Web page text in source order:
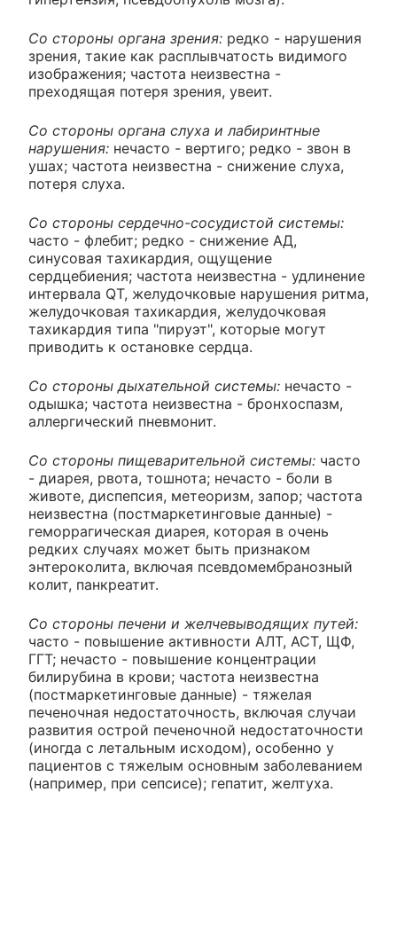
Со стороны органа зрения: редко - нарушения
зрения, такие как расплывчатость видимого
изображения; частота неизвестна -
преходящая потеря зрения, увеит.
Со стороны органа слуха и лабиринтные
нарушения: нечасто - вертиго; редко - звон в
ушах; частота неизвестна - снижение слуха,
потеря слуха.
Со стороны сердечно-сосудистой системы:
часто - флебит; редко - снижение АД,
синусовая тахикардия, ощущение
сердцебиения; частота неизвестна - удлинение
интервала QT, желудочковые нарушения ритма,
желудочковая тахикардия, желудочковая
тахикардия типа "пируэт", которые могут
приводить к остановке сердца.
Со стороны дыхательной системы: нечасто -
одышка; частота неизвестна - бронхоспазм,
аллергический пневмонит.
Со стороны пищеварительной системы: часто
- диарея, рвота, тошнота; нечасто - боли в
животе, диспепсия, метеоризм, запор; частота
неизвестна (постмаркетинговые данные) -
геморрагическая диарея, которая в очень
редких случаях может быть признаком
энтероколита, включая псевдомембранозный
колит, панкреатит.
Со стороны печени и желчевыводящих путей:
часто - повышение активности АЛТ, АСТ, ЩФ,
ГГТ; нечасто - повышение концентрации
билирубина в крови; частота неизвестна
(постмаркетинговые данные) - тяжелая
печеночная недостаточность, включая случаи
развития острой печеночной недостаточности
(иногда с летальным исходом), особенно у
пациентов с тяжелым основным заболеванием
(например, при сепсисе); гепатит, желтуха.